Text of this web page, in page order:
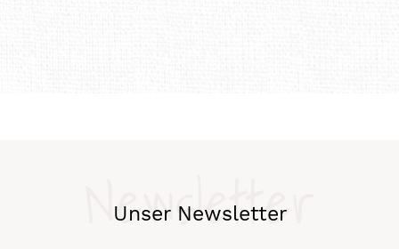
Unser Newsletter
Newsletter